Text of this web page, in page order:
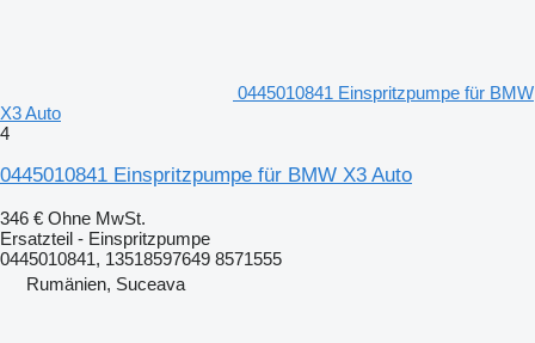
0445010841 Einspritzpumpe für BMW
X3 Auto
4
0445010841 Einspritzpumpe für BMW X3 Auto
346 € Ohne MwSt.
Ersatzteil - Einspritzpumpe
0445010841, 13518597649 8571555
Rumänien, Suceava